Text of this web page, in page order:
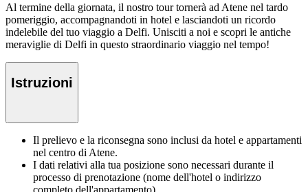
Al termine della giornata, il nostro tour tornerà ad Atene nel tardo
pomeriggio, accompagnandoti in hotel e lasciandoti un ricordo
indelebile del tuo viaggio a Delfi. Unisciti a noi e scopri le antiche
meraviglie di Delfi in questo straordinario viaggio nel tempo!
Istruzioni
Il prelievo e la riconsegna sono inclusi da hotel e appartamenti
nel centro di Atene.
I dati relativi alla tua posizione sono necessari durante il
processo di prenotazione (nome dell'hotel o indirizzo
completo dell'appartamento).